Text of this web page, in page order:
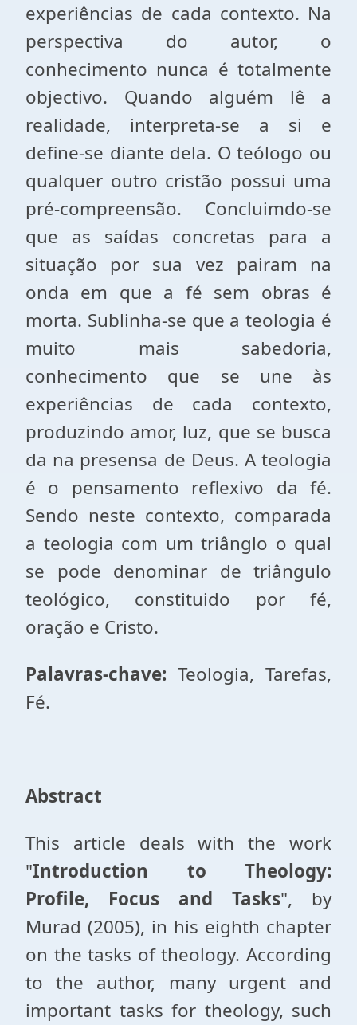
experiências de cada contexto. Na
perspectiva do autor, o
conhecimento nunca é totalmente
objectivo. Quando alguém lê a
realidade, interpreta-se a si e
define-se diante dela. O teólogo ou
qualquer outro cristão possui uma
pré-compreensão. Concluimdo-se
que as saídas concretas para a
situação por sua vez pairam na
onda em que a fé sem obras é
morta. Sublinha-se que a teologia é
muito mais sabedoria,
conhecimento que se une às
experiências de cada contexto,
produzindo amor, luz, que se busca
da na presensa de Deus. A teologia
é o pensamento reflexivo da fé.
Sendo neste contexto, comparada
a teologia com um triânglo o qual
se pode denominar de triângulo
teológico, constituido por fé,
oração e Cristo.
Palavras-chave: Teologia, Tarefas,
Fé.
Abstract
This article deals with the work
"Introduction to Theology:
Profile, Focus and Tasks", by
Murad (2005), in his eighth chapter
on the tasks of theology. According
to the author, many urgent and
important tasks for theology, such